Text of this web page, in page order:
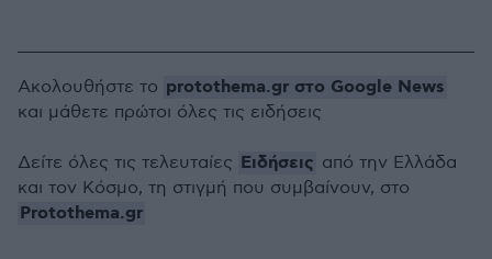
Ακολουθήστε το protothema.gr στο Google News
και μάθετε πρώτοι όλες τις ειδήσεις
Δείτε όλες τις τελευταίες Ειδήσεις από την Ελλάδα
και τον Κόσμο, τη στιγμή που συμβαίνουν, στο
Protothema.gr